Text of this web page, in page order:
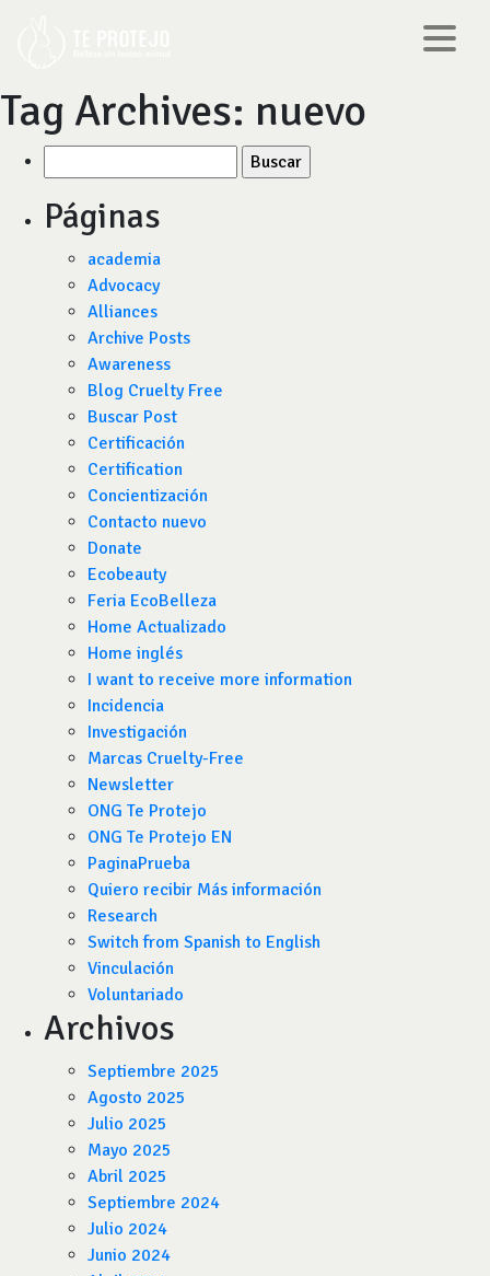
Tag Archives: nuevo
por:
Páginas
academia
Advocacy
Alliances
Archive Posts
Awareness
Blog Cruelty Free
Buscar Post
Certificación
Certification
Concientización
Contacto nuevo
Donate
Ecobeauty
Feria EcoBelleza
Home Actualizado
Home inglés
I want to receive more information
Incidencia
Investigación
Marcas Cruelty-Free
Newsletter
ONG Te Protejo
ONG Te Protejo EN
PaginaPrueba
Quiero recibir Más información
Research
Switch from Spanish to English
Vinculación
Voluntariado
Archivos
Septiembre 2025
Agosto 2025
Julio 2025
Mayo 2025
Abril 2025
Septiembre 2024
Julio 2024
Junio 2024